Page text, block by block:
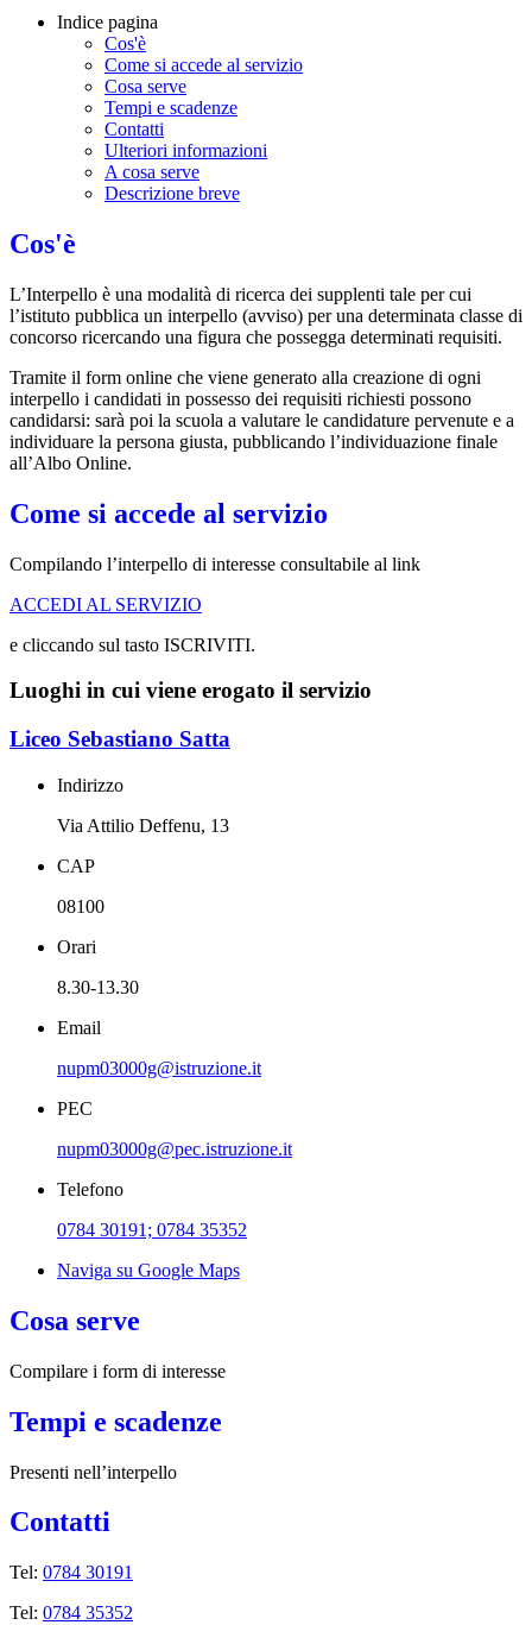
Indice pagina
Cos'è
Come si accede al servizio
Cosa serve
Tempi e scadenze
Contatti
Ulteriori informazioni
A cosa serve
Descrizione breve
Cos'è
L’Interpello è una modalità di ricerca dei supplenti tale per cui
l’istituto pubblica un interpello (avviso) per una determinata classe di
concorso ricercando una figura che possegga determinati requisiti.
Tramite il form online che viene generato alla creazione di ogni
interpello i candidati in possesso dei requisiti richiesti possono
candidarsi: sarà poi la scuola a valutare le candidature pervenute e a
individuare la persona giusta, pubblicando l’individuazione finale
all’Albo Online.
Come si accede al servizio
Compilando l’interpello di interesse consultabile al link
ACCEDI AL SERVIZIO
e cliccando sul tasto ISCRIVITI.
Luoghi in cui viene erogato il servizio
Liceo Sebastiano Satta
Indirizzo
Via Attilio Deffenu, 13
CAP
08100
Orari
8.30-13.30
Email
nupm03000g@istruzione.it
PEC
nupm03000g@pec.istruzione.it
Telefono
0784 30191; 0784 35352
Naviga su Google Maps
Cosa serve
Compilare i form di interesse
Tempi e scadenze
Presenti nell’interpello
Contatti
Tel: 0784 30191
Tel: 0784 35352